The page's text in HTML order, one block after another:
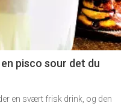
pisco sour det du
en svært frisk drink, og den